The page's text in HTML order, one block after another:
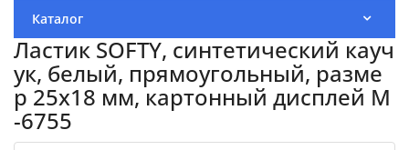
Каталог
Ластик SOFTY, синтетический кауч
ук, белый, прямоугольный, разме
р 25х18 мм, картонный дисплей M
-6755